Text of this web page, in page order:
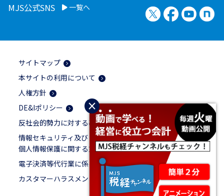
×
MJS公式SNS
一覧へ X（旧Twitter）
Facebook
サイトマップ
本サイトの利用について
人権方針
DE&Iポリシー
反社会的勢力に対する基本方針
情報セキュリティ及び
個人情報保護に関する方針
電子決済等代行業に係る表示
カスタマーハラスメントに対する基本方針